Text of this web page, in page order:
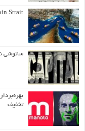
Strait
ساتوشی
تخفیف